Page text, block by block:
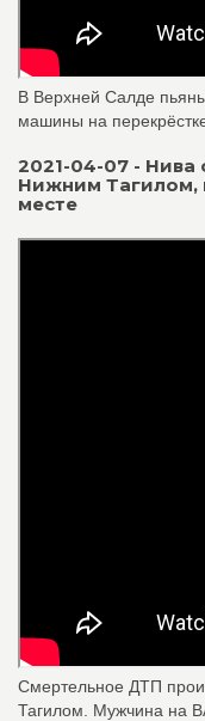
В Верхней Салде
машины на
2021-04-07 - Нива
Нижним Тагилом,
месте
Смертельное ДТП
Тагилом. Мужчина на